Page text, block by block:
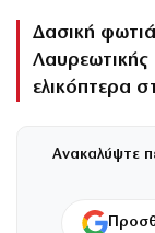
Δασική
Λαυρεωτικής
ελικόπτερα
Ανακαλύψτε